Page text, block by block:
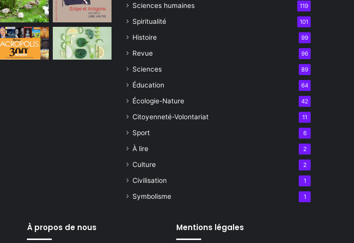
Sciences humaines 119
Spiritualité 101
Histoire 99
Revue 96
Sciences 89
Éducation 64
Écologie-Nature 42
Citoyenneté-Volontariat 11
Sport 6
À lire 2
Culture 2
Civilisation 1
Symbolisme 1
À propos de nous Mentions légales